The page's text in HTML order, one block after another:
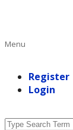
Primary
Menu
Register
Login
Search